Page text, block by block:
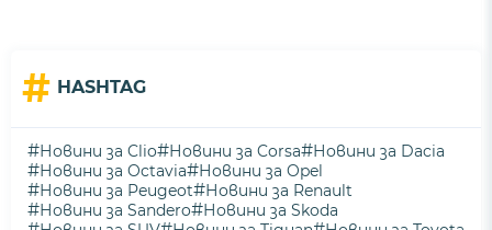
# HASHTAG
#Новини за Clio#Новини за Corsa#Новини за Dacia
#Новини за Octavia#Новини за Opel
#Новини за Peugeot#Новини за Renault
#Новини за Sandero#Новини за Skoda